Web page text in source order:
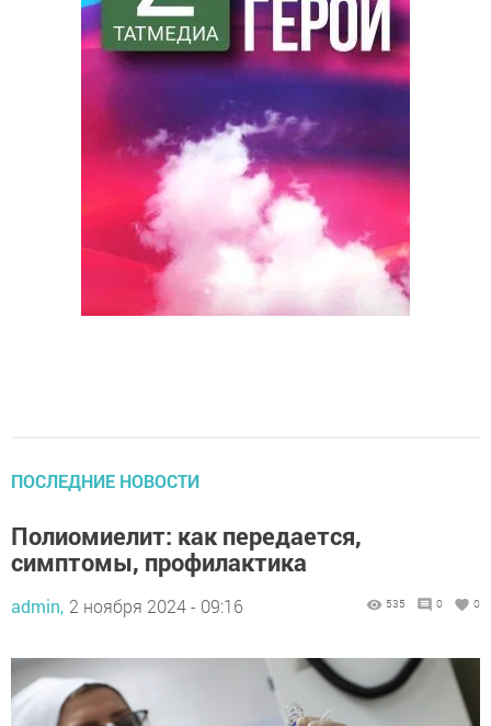
ПОСЛЕДНИЕ НОВОСТИ
Полиомиелит: как передается,
симптомы, профилактика
admin, 2 ноября 2024 - 09:16 535 0 0